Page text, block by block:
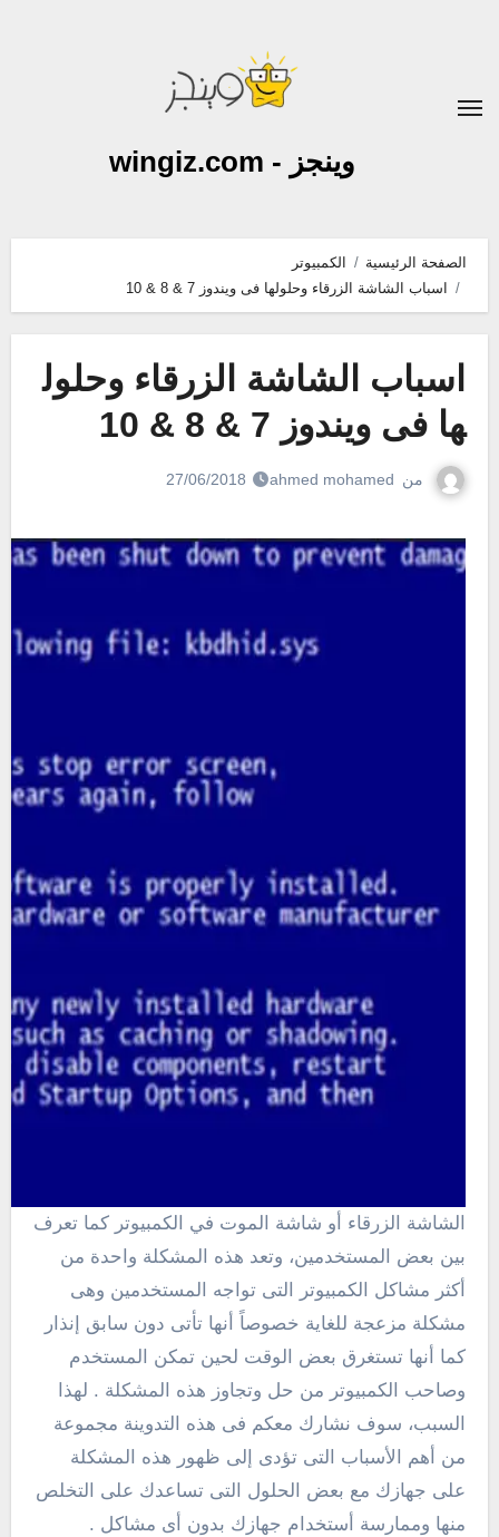
وينجز - wingiz.com
الصفحة الرئيسية
الكمبيوتر
اسباب الشاشة الزرقاء وحلولها فى ويندوز 7 & 8 & 10
اسباب الشاشة الزرقاء وحلول
ها فى ويندوز 7 & 8 & 10
من ahmed mohamed
27/06/2018
بين بعض المستخدمين، وتعد هذه المشكلة واحدة من
أكثر مشاكل الكمبيوتر التى تواجه المستخدمين وهى
مشكلة مزعجة للغاية خصوصاً أنها تأتى دون سابق إنذار
كما أنها تستغرق بعض الوقت لحين تمكن المستخدم
وصاحب الكمبيوتر من حل وتجاوز هذه المشكلة . لهذا
السبب، سوف نشارك معكم فى هذه التدوينة مجموعة
من أهم الأسباب التى تؤدى إلى ظهور هذه المشكلة
على جهازك مع بعض الحلول التى تساعدك على التخلص
منها وممارسة أستخدام جهازك بدون أى مشاكل .